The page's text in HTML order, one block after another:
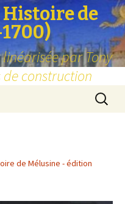
de
par Tony
de construction
de Mélusine - édition